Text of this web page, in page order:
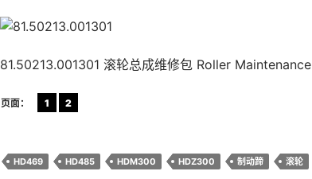
81.50213.001301 滚轮总成维修包 Roller
页面： 1 2
HD469 HD485 HDM300 HDZ300 制动蹄 滚轮